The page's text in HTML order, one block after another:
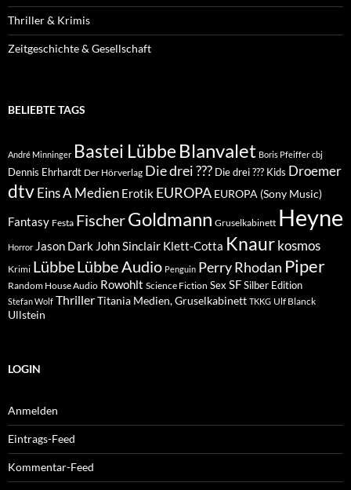
Thriller & Krimis
Zeitgeschichte & Gesellschaft
BELIEBTE TAGS
André Minninger Bastei Lübbe Blanvalet Boris Pfeiffer cbj
Dennis Ehrhardt Der Hörverlag Die drei ??? Die drei ??? Kids Droemer
dtvEins A Medien Erotik EUROPA EUROPA (Sony Music)
Fantasy Festa FischerGoldmann Gruselkabinett Heyne
Horror Jason Dark John Sinclair Klett-Cotta Knaur kosmos
Krimi LübbeLübbe Audio Penguin Perry Rhodan Piper
Random House Audio Rowohlt Science Fiction Sex SFSilber Edition
Stefan Wolf ThrillerTitania Medien, Gruselkabinett TKKG Ulf Blanck
Ullstein
LOGIN
Anmelden
Eintrags-Feed
Kommentar-Feed